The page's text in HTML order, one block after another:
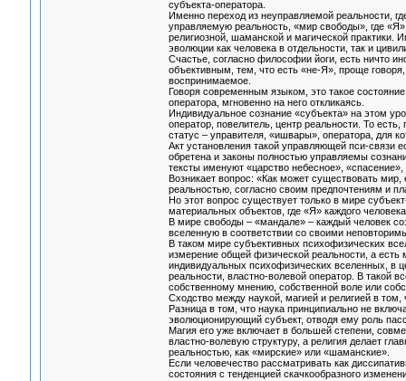
субъекта-оператора.
Именно переход из неуправляемой реальности,
управляемую реальность, «мир свободы», где
религиозной, шаманской и магической
эволюции как человека в отдельности, так и
Счастье, согласно философии йоги, есть ничто
объективным, тем, что есть «не-Я», проще
воспринимаемое.
Говоря современным языком, это такое
оператора, мгновенно на него откликаясь.
Индивидуальное сознание «субъекта» на этом
оператор, повелитель, центр реальности. То
статус – управителя, «ишвары», оператора, для
Акт установления такой управляющей пси-связи
обретена и законы полностью управляемы
тексты именуют «царство небесное»,
Возникает вопрос: «Как может существовать
реальностью, согласно своим предпочтениям и
Но этот вопрос существует только в мире
материальных объектов, где «Я» каждого
В мире свободы – «мандале» – каждый человек
вселенную в соответствии со своими
В таком мире субъективных психофизических
измерение общей физической реальности, а
индивидуальных психофизических вселенных, в
реальности, властно-волевой оператор. В такой
собственному мнению, собственной воле или
Сходство между наукой, магией и религией в
Разница в том, что наука принципиально не
эволюционирующий субъект, отводя ему роль
Магия его уже включает в большей степени,
властно-волевую структуру, а религия делает
реальностью, как «мирские» или «шаманские».
Если человечество рассматривать как
состояния с тенденцией скачкообразного